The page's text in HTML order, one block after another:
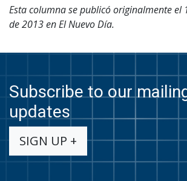
Esta columna se publicó originalmente el
de 2013 en El Nuevo Día.
Subscribe to our
updates
SIGN UP +